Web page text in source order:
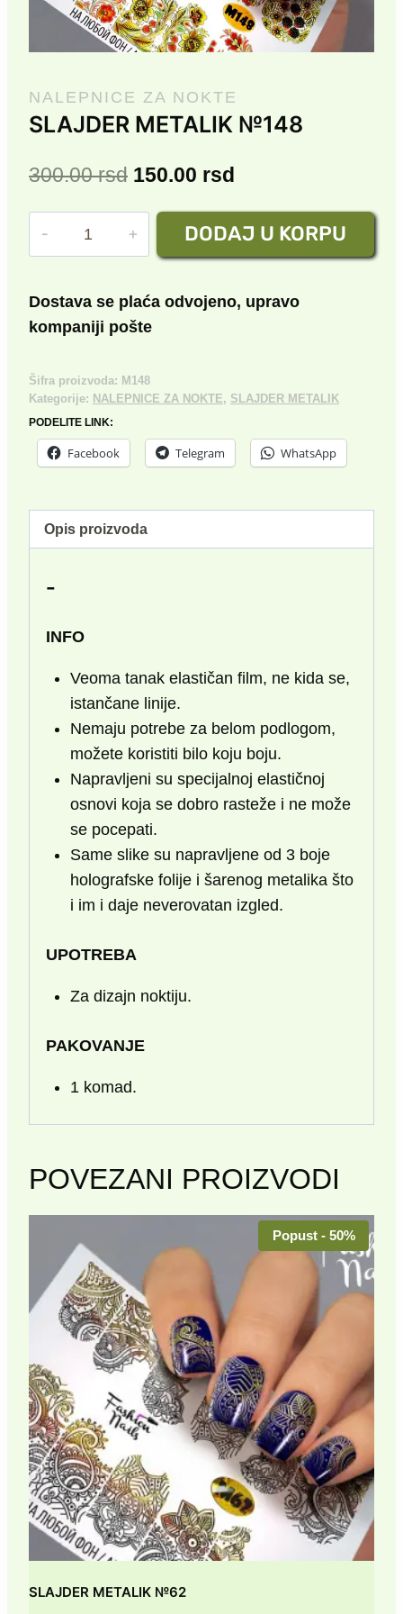
NALEPNICE ZA NOKTE
SLAJDER METALIK №148
300.00rsd Originalna
cena
je
300.00 rsd.
150.00 rsd
cena
je:
SLAJDER
količina
DODAJ U KORPU
Dostava se plaća odvojeno, upravo
kompaniji pošte
Šifra proizvoda: M148
Kategorije: NALEPNICE ZA NOKTE, SLAJDER METALIK
PODELITE LINK:
Facebook Telegram WhatsApp
Opis proizvoda
-
INFO
Veoma tanak elastičan film, ne kida se,
istančane linije.
Nemaju potrebe za belom podlogom,
možete koristiti bilo koju boju.
Napravljeni su specijalnoj elastičnoj
osnovi koja se dobro rasteže i ne može
se pocepati.
Same slike su napravljene od 3 boje
holografske folije i šarenog metalika što
i im i daje neverovatan izgled.
UPOTREBA
Za dizajn noktiju.
PAKOVANJE
1 komad.
POVEZANI PROIZVODI
Popust - 50%
SLAJDER METALIK №62